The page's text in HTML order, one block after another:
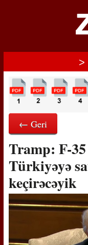
>
← Geri
Tramp: F-35
Türkiyəyə
keçirəcəyik